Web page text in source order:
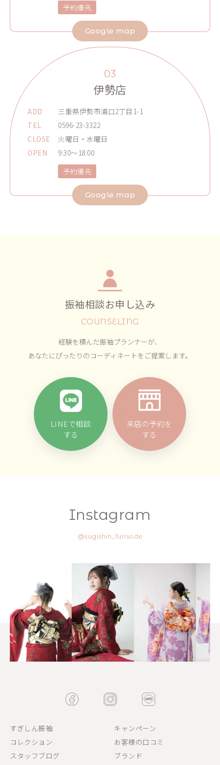
予約優先
Google map
03
伊勢店
ADD
三重県伊勢市浦口2丁目1-1
TEL
0596-23-3322
CLOSE
火曜日・水曜日
OPEN
9:30～18:00
予約優先
Google map
来店の予約を
する
振袖相談お申し込み
COUNSELING
経験を積んだ振袖プランナーが、
あなたにぴったりのコーディネートをご提案します。
LINEで相談
する
Instagram
@sugishin_furisode
すぎしん振袖
キャンペーン
コレクション
お客様の口コミ
スタッフブログ
ブランド